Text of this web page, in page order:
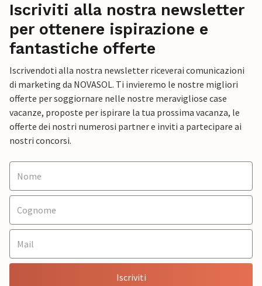
Iscriviti alla nostra newsletter
per ottenere ispirazione e
fantastiche offerte
Iscrivendoti alla nostra newsletter riceverai comunicazioni
di marketing da NOVASOL. Ti invieremo le nostre migliori
offerte per soggiornare nelle nostre meravigliose case
vacanze, proposte per ispirare la tua prossima vacanza, le
offerte dei nostri numerosi partner e inviti a partecipare ai
nostri concorsi.
Iscriviti